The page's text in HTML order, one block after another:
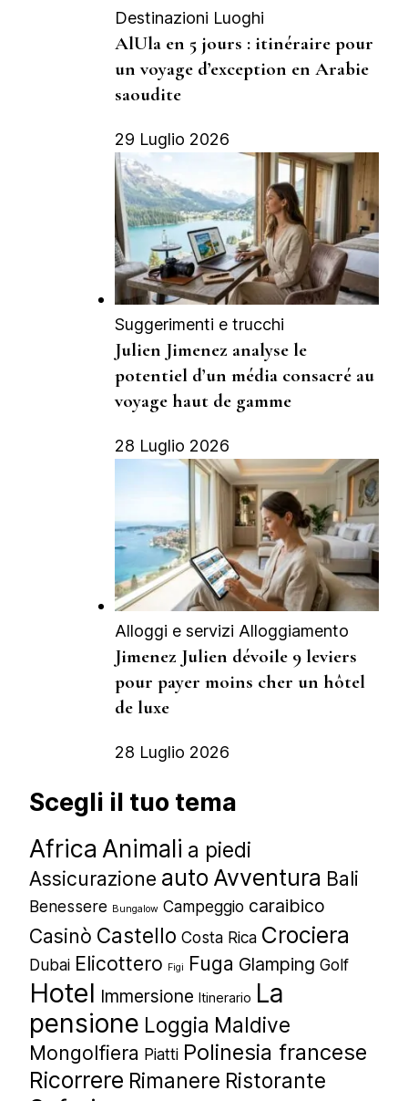
Destinazioni Luoghi
AlUla en 5 jours : itinéraire pour
un voyage d’exception en Arabie
saoudite
29 Luglio 2026
Suggerimenti e trucchi
Julien Jimenez analyse le
potentiel d’un média consacré au
voyage haut de gamme
28 Luglio 2026
Alloggi e servizi Alloggiamento
Jimenez Julien dévoile 9 leviers
pour payer moins cher un hôtel
de luxe
28 Luglio 2026
Scegli il tuo tema
Africa Animali a piedi
Assicurazione auto Avventura Bali
Benessere Bungalow Campeggio caraibico
Casinò Castello Costa Rica Crociera
Dubai Elicottero Figi Fuga Glamping Golf
Hotel Immersione Itinerario La
pensione Loggia Maldive
Mongolfiera Piatti Polinesia francese
Ricorrere Rimanere Ristorante